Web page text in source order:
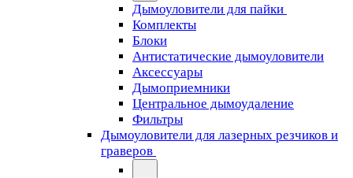
Дымоуловители для пайки
Комплекты
Блоки
Антистатические дымоуловители
Аксессуары
Дымоприемники
Центральное дымоудаление
Фильтры
Дымоуловители для лазерных резчиков и
граверов